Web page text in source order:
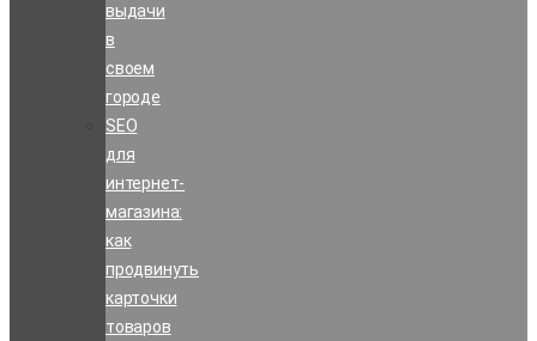
выдачи
в
своем
городе
SEO
для
интернет-
магазина:
как
продвинуть
карточки
товаров